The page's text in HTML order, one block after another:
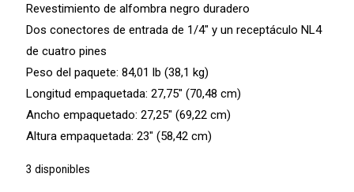
Revestimiento de alfombra negro duradero
Dos conectores de entrada de 1/4″ y un receptáculo NL4
de cuatro pines
Peso del paquete: 84,01 lb (38,1 kg)
Longitud empaquetada: 27,75″ (70,48 cm)
Ancho empaquetado: 27,25″ (69,22 cm)
Altura empaquetada: 23″ (58,42 cm)
3 disponibles